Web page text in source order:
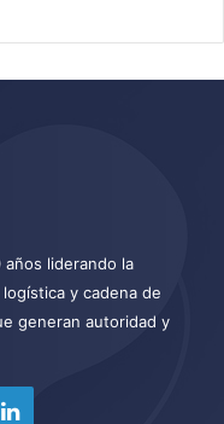
liderando la
y cadena de
generan autoridad y
LinkedIn